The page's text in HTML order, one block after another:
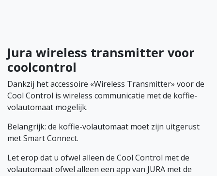
Jura wireless transmitter voor
coolcontrol
Dankzij het accessoire «Wireless Transmitter» voor de
Cool Control is wireless communicatie met de koffie-
volautomaat mogelijk.
Belangrijk: de koffie-volautomaat moet zijn uitgerust
met Smart Connect.
Let erop dat u ofwel alleen de Cool Control met de
volautomaat ofwel alleen een app van JURA met de